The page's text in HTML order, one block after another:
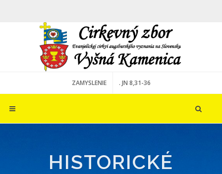
ZAMYSLENIE . JN 8,31-36
HISTORICKÉ